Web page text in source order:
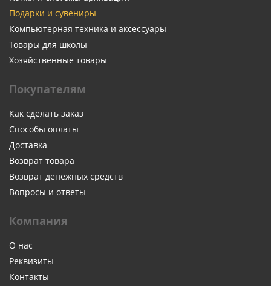
Подарки и сувениры
Компьютерная техника и аксессуары
Товары для школы
Хозяйственные товары
Покупателям
Как сделать заказ
Способы оплаты
Доставка
Возврат товара
Возврат денежных средств
Вопросы и ответы
Компания
О нас
Реквизиты
Контакты